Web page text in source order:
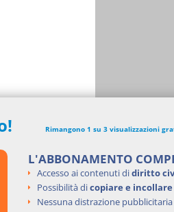
Rimangono 1 su 3 visualizzazioni
L'ABBONAMENTO
Accesso ai contenuti didiritto
Possibilità dicopiare e
Nessuna distrazione pubblicitaria